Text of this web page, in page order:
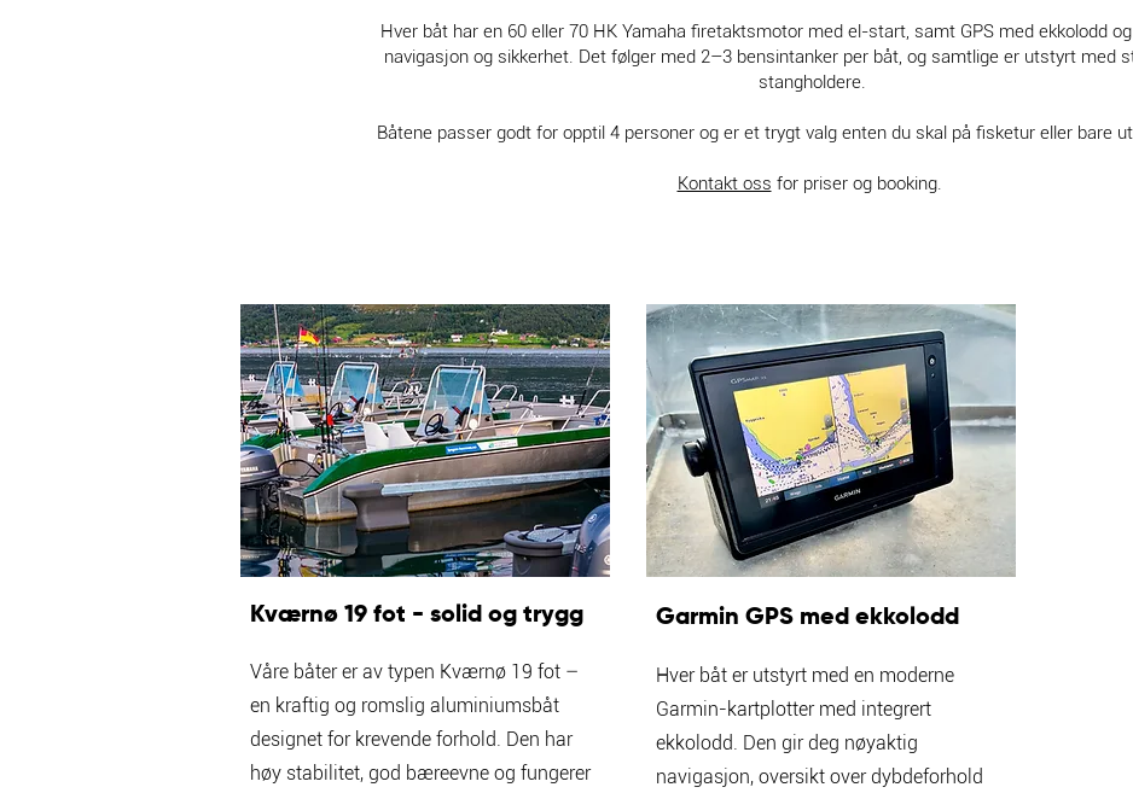
Hver båt har en 60 eller 70 HK Yamaha firetaktsmotor med el-start, samt GPS med ekkolodd
navigasjon og sikkerhet. Det følger med 2–3 bensintanker per båt, og samtlige er utstyrt med
stangholdere.
Båtene passer godt for opptil 4 personer og er et trygt valg enten du skal på fisketur eller bare
Kontakt oss for priser og booking.
Kværnø 19 fot - solid og trygg
Våre båter er av typen Kværnø 19 fot –
en kraftig og romslig aluminiumsbåt
designet for krevende forhold. Den har
høy stabilitet, god bæreevne og fungerer
Garmin GPS med ekkolodd
Hver båt er utstyrt med en moderne
Garmin-kartplotter med integrert
ekkolodd. Den gir deg nøyaktig
navigasjon, oversikt over dybdeforhold